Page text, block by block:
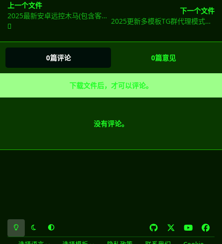
上一个文件
2025最新安卓远控木马(包含客户端和主控端+程序免杀)HACKHAT重构界面和免杀
下一个文件
2025更新多模板TG群代理模式盗U源码，支持发卡商城、TRX兑换等【亲测im/TP钱包不提示!】
0篇评论 0篇意见
下载文件后，才可以评论。
没有评论。
浅色模式黑暗模式系统偏好
g
i
o
a